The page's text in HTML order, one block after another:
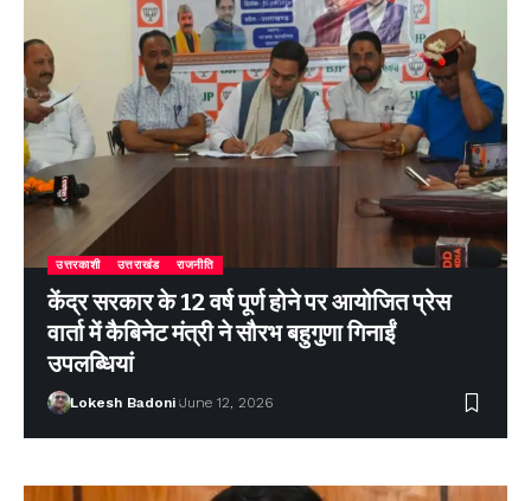
उत्तरकाशी उत्तराखंड राजनीति
केंद्र सरकार के 12 वर्ष पूर्ण होने पर आयोजित प्रेस
वार्ता में कैबिनेट मंत्री ने सौरभ बहुगुणा गिनाईं
उपलब्धियां
Lokesh Badoni June 12, 2026